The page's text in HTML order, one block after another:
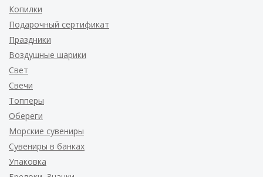
Копилки
Подарочный сертификат
Праздники
Воздушные шарики
Свет
Свечи
Топперы
Обереги
Морские сувениры
Сувениры в банках
Упаковка